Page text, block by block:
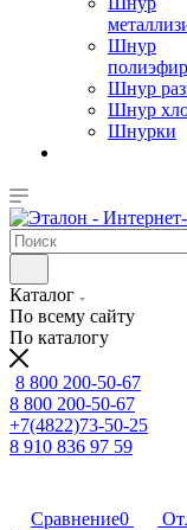
Шнур
Шнур
Шнур
Шнурки
Каталог
По всему сайту
По каталогу
8 800 200-50-67
8 800 200-50-67
+7(4822)73-50-25
8 910 836 97 59
Сравнение0